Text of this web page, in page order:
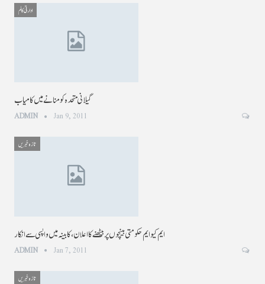
ادارتی کالم
گیلانی متحدہ کو منانے میں کامیاب
ADMIN Jan 9, 2011
تازہ خبریں
ایم کیو ایم حکومتی بینچوں پربیٹھنے کا اعلان، کابینہ میں واپسی سے انکار
ADMIN Jan 7, 2011
تازہ خبریں